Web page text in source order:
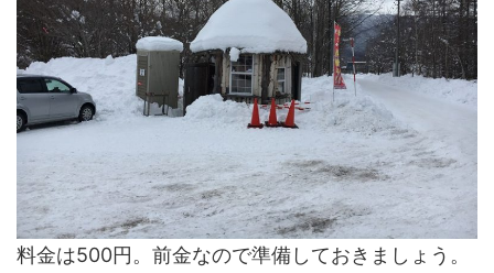
料金は500円。前金なので準備しておきましょう。